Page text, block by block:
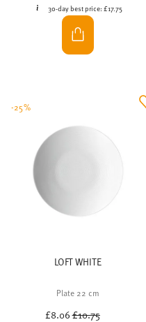
30-day best price:£17.75
LOFT WHITE
Plate 22 cm
£8.06Price reduced from
£10.75
-25%